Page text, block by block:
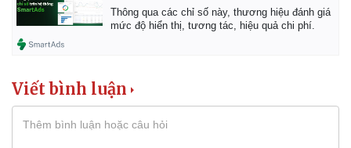
Thông qua các chỉ số này, thương hiệu đánh giá
mức độ hiển thị, tương tác, hiệu quả chi phí.
Viết bình luận